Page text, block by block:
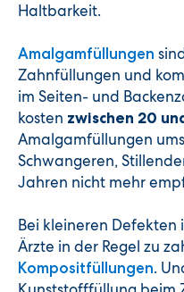
Haltbarkeit.
Amalgamfüllungen
Zahnfüllungen und
im Seiten- und
kosten zwischen 20
Amalgamfüllungen
Schwangeren,
Jahren nicht mehr
Bei kleineren
Ärzte in der Regel zu
Kompositfüllungen.